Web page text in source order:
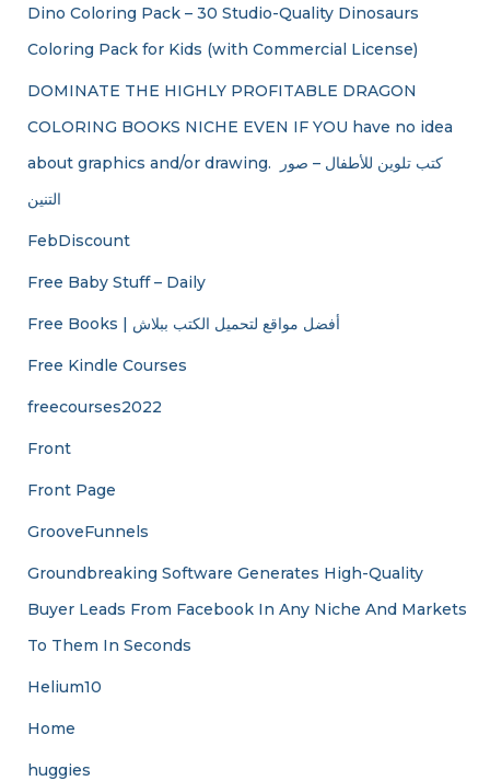
Dino Coloring Pack – 30 Studio-Quality Dinosaurs
Coloring Pack for Kids (with Commercial License)
DOMINATE THE HIGHLY PROFITABLE DRAGON
COLORING BOOKS NICHE EVEN IF YOU have no idea
about graphics and/or drawing. ​ كتب تلوين للأطفال – صور
التنين
FebDiscount
Free Baby Stuff – Daily
Free Books | أفضل مواقع لتحميل الكتب ببلاش
Free Kindle Courses
freecourses2022
Front
Front Page
GrooveFunnels
Groundbreaking Software Generates High-Quality
Buyer Leads From Facebook In Any Niche And Markets
To Them In Seconds
Helium10
Home
huggies